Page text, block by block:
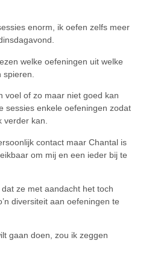
enorm, ik oefen zelfs meer
welke oefeningen uit welke
voel of zo maar niet goed kan
sessies enkele oefeningen zodat
verder kan.
contact maar Chantal is
om mij en een ieder bij te
ze met aandacht het toch
diversiteit aan oefeningen te
gaan doen, zou ik zeggen